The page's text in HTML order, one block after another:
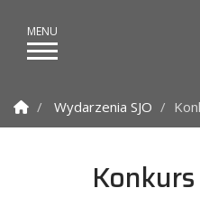
Strona Główna
Wydarzenia SJO